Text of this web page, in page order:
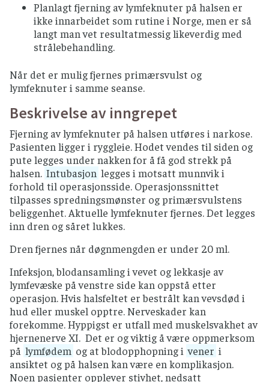
Planlagt fjerning av lymfeknuter på halsen er
ikke innarbeidet som rutine i Norge, men er så
langt man vet resultatmessig likeverdig med
strålebehandling.
Når det er mulig fjernes primærsvulst og
lymfeknuter i samme seanse.
Beskrivelse av inngrepet
Fjerning av lymfeknuter på halsen utføres i narkose.
Pasienten ligger i ryggleie. Hodet vendes til siden og
pute legges under nakken for å få god strekk på
halsen. Intubasjon legges i motsatt munnvik i
forhold til operasjonsside. Operasjonssnittet
tilpasses spredningsmønster og primærsvulstens
beliggenhet. Aktuelle lymfeknuter fjernes. Det legges
inn dren og såret lukkes.
Dren fjernes når døgnmengden er under 20 ml.
Infeksjon, blodansamling i vevet og lekkasje av
lymfevæske på venstre side kan oppstå etter
operasjon. Hvis halsfeltet er bestrålt kan vevsdød i
hud eller muskel opptre. Nerveskader kan
forekomme. Hyppigst er utfall med muskelsvakhet av
hjernenerve XI. Det er og viktig å være oppmerksom
på lymfødem og at blodopphopning i vener i
ansiktet og på halsen kan være en komplikasjon.
Noen pasienter opplever stivhet, nedsatt